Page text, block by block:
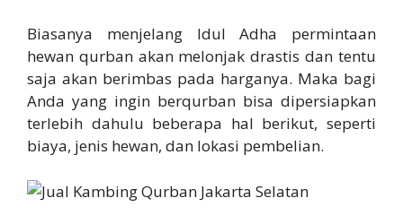
Biasanya menjelang Idul Adha permintaan
hewan qurban akan melonjak drastis dan tentu
saja akan berimbas pada harganya. Maka bagi
Anda yang ingin berqurban bisa dipersiapkan
terlebih dahulu beberapa hal berikut, seperti
biaya, jenis hewan, dan lokasi pembelian.